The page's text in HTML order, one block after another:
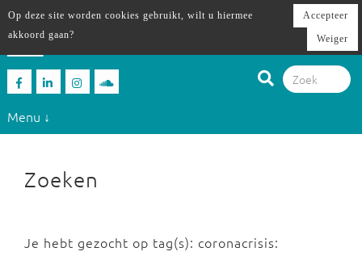
Menu ↓
Zoeken
Je hebt gezocht op tag(s): coronacrisis:
Op deze site worden cookies gebruikt, wilt u hiermee
akkoord gaan?
Accepteer
Weiger